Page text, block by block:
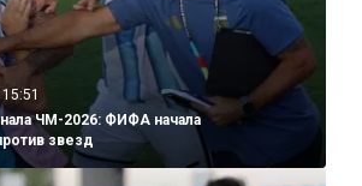
ЧМ-2026: ФИФА начала
звезд